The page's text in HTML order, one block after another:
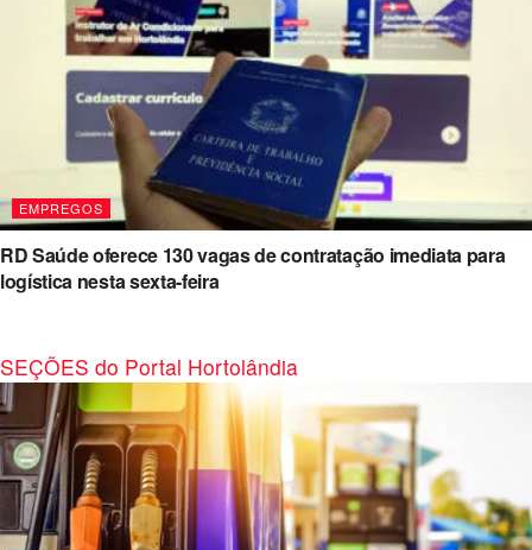
EMPREGOS
RD Saúde oferece 130 vagas de contratação imediata para
logística nesta sexta-feira
SEÇÕES do Portal Hortolândia